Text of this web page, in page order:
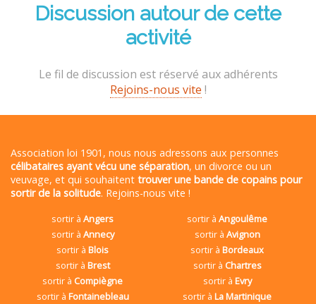
Discussion autour de cette
activité
Le fil de discussion est réservé aux adhérents
Rejoins-nous vite !
Association loi 1901, nous nous adressons aux personnes
célibataires ayant vécu une séparation, un divorce ou un
veuvage, et qui souhaitent trouver une bande de copains pour
sortir de la solitude. Rejoins-nous vite !
sortir àAngers sortir àAngoulême
sortir à Annecy sortir à Avignon
sortir àBlois sortir àBordeaux
sortir à Brest sortir à Chartres
sortir à Compiègne sortir à Evry
sortir à Fontainebleau sortir àLa Martinique